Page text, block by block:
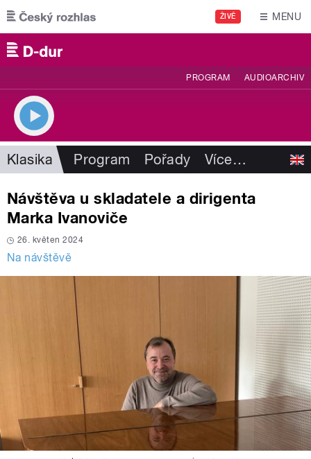
Přejít k hlavnímu obsahu
ŽIVĚ MENU
PROGRAM AUDIOARCHIV
Klasika Program Pořady Více…
Návštěva u skladatele a dirigenta
Marka Ivanoviče
26. květen 2024
Na návštěvě